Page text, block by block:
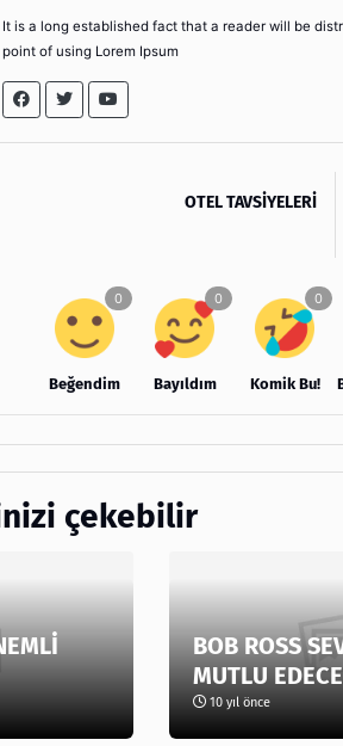
It is a long established fact that a reader will be
point of using Lorem Ipsum
OTEL TAVSİYELERİ
Beğendim Bayıldım Komik Bu!
çekebilir
BOB ROSS
MUTLU
10 yıl önce